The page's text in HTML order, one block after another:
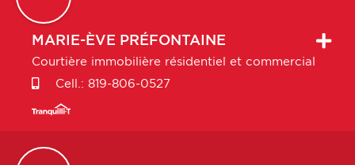
MARIE-ÈVE PRÉFONTAINE
Courtière immobilière résidentiel et commercial
Cell.: 819-806-0527